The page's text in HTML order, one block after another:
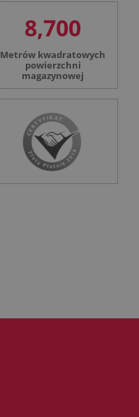
8,700
Metrów kwadratowych
powierzchni
magazynowej